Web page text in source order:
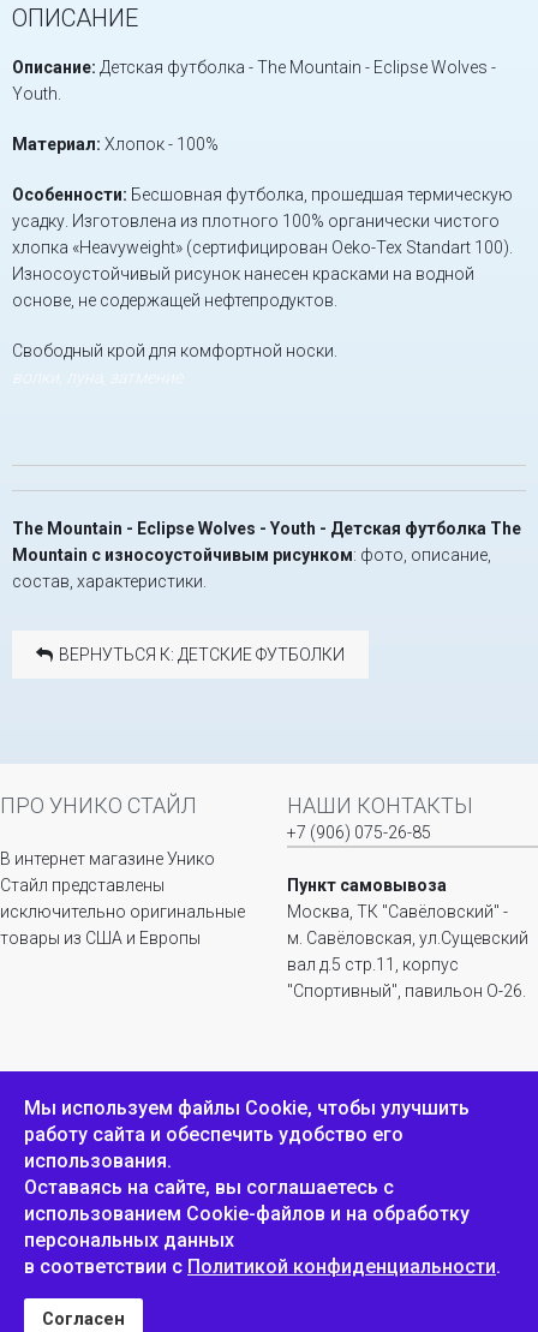
ОПИСАНИЕ
Описание: Детская футболка - The Mountain - Eclipse Wolves -
Youth.
Материал: Хлопок - 100%
Особенности: Бесшовная футболка, прошедшая термическую
усадку. Изготовлена из плотного 100% органически чистого
хлопка «Heavyweight» (сертифицирован Oeko-Tex Standart 100).
Износоустойчивый рисунок нанесен красками на водной
основе, не содержащей нефтепродуктов.
Свободный крой для комфортной носки.
волки, луна, затмение
The Mountain - Eclipse Wolves - Youth - Детская футболка The
Mountain с износоустойчивым рисунком: фото, описание,
состав, характеристики.
ВЕРНУТЬСЯ К: ДЕТСКИЕ ФУТБОЛКИ
ПРО УНИКО СТАЙЛ
В интернет магазине Унико
Стайл представлены
исключительно оригинальные
товары из США и Европы
НАШИ КОНТАКТЫ
+7 (906) 075-26-85
Пункт самовывоза
Москва, ТК "Савёловский" -
м. Савёловская, ул.Сущевский
вал д.5 стр.11, корпус
"Спортивный", павильон О-26.
ИНФОРМАЦИЯ
Положение о
конфиденциальности и
защите персональных
данных
ОБРАТНАЯ СВЯЗЬ
Пожаловаться
Мы используем файлы Сookie, чтобы улучшить
работу сайта и обеспечить удобство его
использования.
Оставаясь на сайте, вы соглашаетесь с
использованием Cookie-файлов и на обработку
персональных данных
в соответствии с Политикой конфиденциальности.
Согласен